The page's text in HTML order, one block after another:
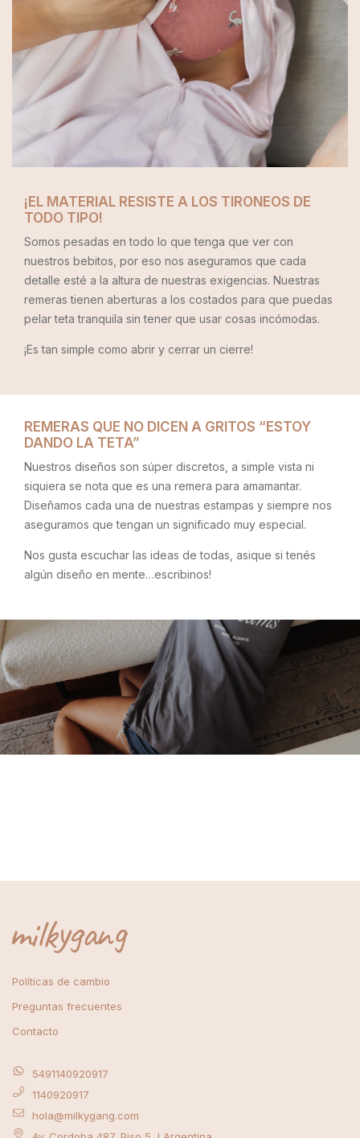
¡EL MATERIAL RESISTE A LOS TIRONEOS DE
TODO TIPO!
Somos pesadas en todo lo que tenga que ver con
nuestros bebitos, por eso nos aseguramos que cada
detalle esté a la altura de nuestras exigencias. Nuestras
remeras tienen aberturas a los costados para que puedas
pelar teta tranquila sin tener que usar cosas incómodas.
¡Es tan simple como abrir y cerrar un cierre!
REMERAS QUE NO DICEN A GRITOS “ESTOY
DANDO LA TETA”
Nuestros diseños son súper discretos, a simple vista ni
siquiera se nota que es una remera para amamantar.
Diseñamos cada una de nuestras estampas y siempre nos
aseguramos que tengan un significado muy especial.
Nos gusta escuchar las ideas de todas, asique si tenés
algún diseño en mente…escribinos!
Políticas de cambio
Preguntas frecuentes
Contacto
5491140920917
1140920917
hola@milkygang.com